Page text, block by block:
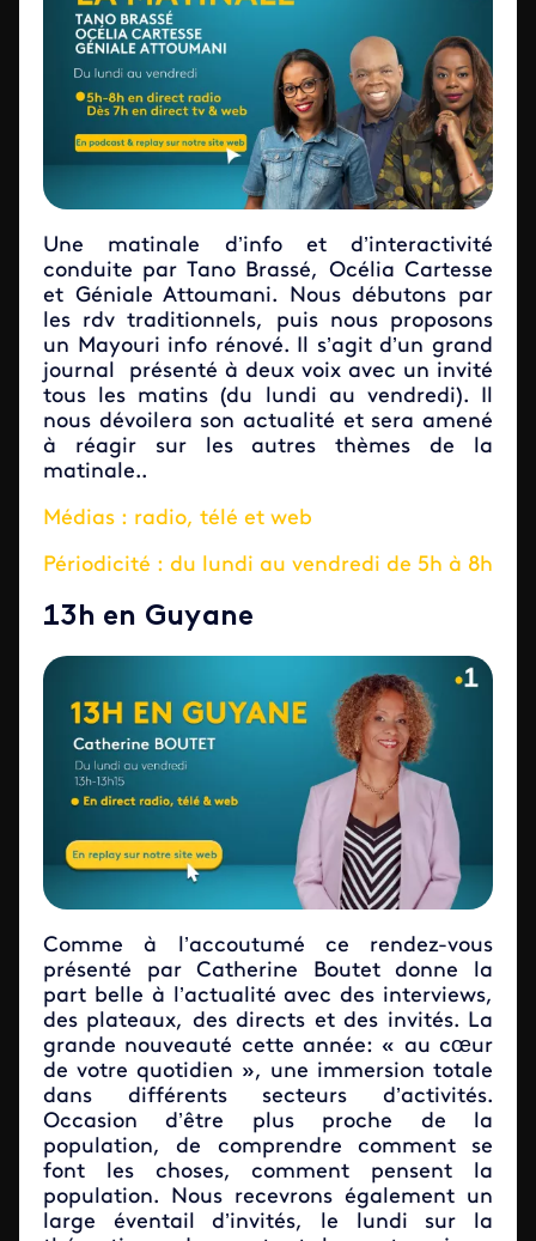
Une matinale d’info et d’interactivité
conduite par Tano Brassé, Océlia Cartesse
et Géniale Attoumani. Nous débutons par
les rdv traditionnels, puis nous proposons
un Mayouri info rénové. Il s’agit d’un grand
journal présenté à deux voix avec un invité
tous les matins (du lundi au vendredi). Il
nous dévoilera son actualité et sera amené
à réagir sur les autres thèmes de la
matinale..
Médias : radio, télé et web
Périodicité : du lundi au vendredi de 5h à 8h
13h en Guyane
Comme à l’accoutumé ce rendez-vous
présenté par Catherine Boutet donne la
part belle à l’actualité avec des interviews,
des plateaux, des directs et des invités. La
grande nouveauté cette année: « au cœur
de votre quotidien », une immersion totale
dans différents secteurs d’activités.
Occasion d’être plus proche de la
population, de comprendre comment se
font les choses, comment pensent la
population. Nous recevrons également un
large éventail d’invités, le lundi sur la